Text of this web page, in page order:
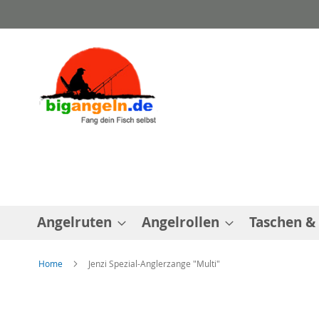
zum
Angelruten Angelrollen Taschen &
Home Jenzi Spezial-Anglerzange "Multi"